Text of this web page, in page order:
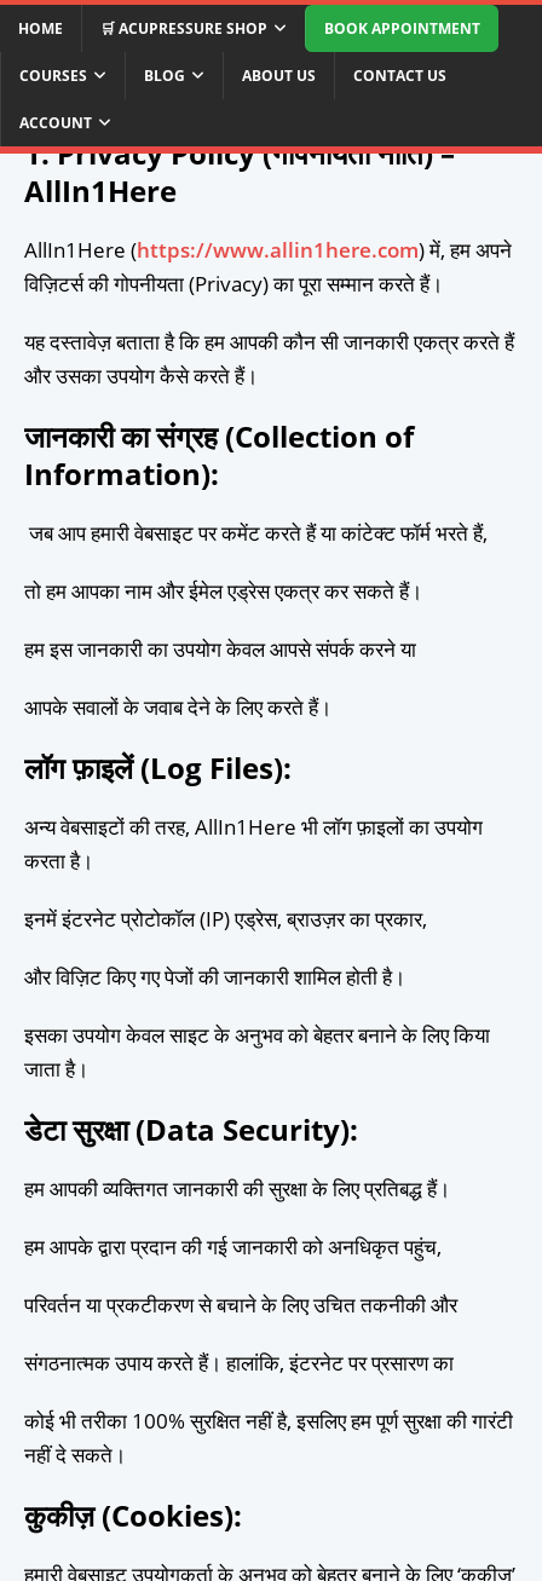
HOME 🛒 ACUPRESSURE SHOP BOOK APPOINTMENT
COURSES BLOG ABOUT US CONTACT US
ACCOUNT
गोपनीयता नीति (Privacy Policy)
1. Privacy Policy (गोपनीयता नीति) –
AllIn1Here
AllIn1Here (https://www.allin1here.com) में, हम अपने
विज़िटर्स की गोपनीयता (Privacy) का पूरा सम्मान करते हैं।
यह दस्तावेज़ बताता है कि हम आपकी कौन सी जानकारी एकत्र करते हैं
और उसका उपयोग कैसे करते हैं।
जानकारी का संग्रह (Collection of
Information):
जब आप हमारी वेबसाइट पर कमेंट करते हैं या कांटेक्ट फॉर्म भरते हैं,
तो हम आपका नाम और ईमेल एड्रेस एकत्र कर सकते हैं।
हम इस जानकारी का उपयोग केवल आपसे संपर्क करने या
आपके सवालों के जवाब देने के लिए करते हैं।
लॉग फ़ाइलें (Log Files):
अन्य वेबसाइटों की तरह, AllIn1Here भी लॉग फ़ाइलों का उपयोग
करता है।
इनमें इंटरनेट प्रोटोकॉल (IP) एड्रेस, ब्राउज़र का प्रकार,
और विज़िट किए गए पेजों की जानकारी शामिल होती है।
इसका उपयोग केवल साइट के अनुभव को बेहतर बनाने के लिए किया
जाता है।
डेटा सुरक्षा (Data Security):
हम आपकी व्यक्तिगत जानकारी की सुरक्षा के लिए प्रतिबद्ध हैं।
हम आपके द्वारा प्रदान की गई जानकारी को अनधिकृत पहुंच,
परिवर्तन या प्रकटीकरण से बचाने के लिए उचित तकनीकी और
संगठनात्मक उपाय करते हैं। हालांकि, इंटरनेट पर प्रसारण का
कोई भी तरीका 100% सुरक्षित नहीं है, इसलिए हम पूर्ण सुरक्षा की गारंटी
नहीं दे सकते।
कुकीज़ (Cookies):
हमारी वेबसाइट उपयोगकर्ता के अनुभव को बेहतर बनाने के लिए ‘कुकीज़’